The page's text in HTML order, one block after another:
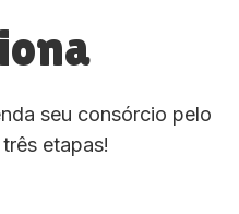
seu consórcio pelo
etapas!